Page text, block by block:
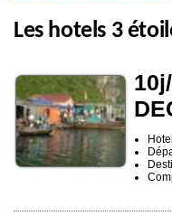
Les hotels 3